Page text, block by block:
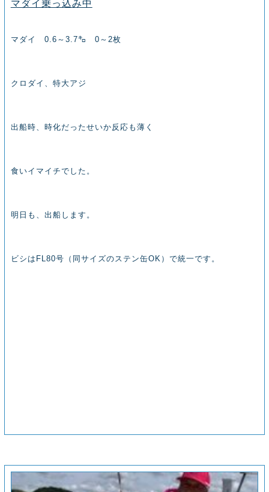
マダイ乗っ込み中
マダイ 0.6～3.7㌔ 0～2枚
クロダイ、特大アジ
出船時、時化だったせいか反応も薄く
食いイマイチでした。
明日も、出船します。
ビシはFL80号（同サイズのステン缶OK）で統一です。